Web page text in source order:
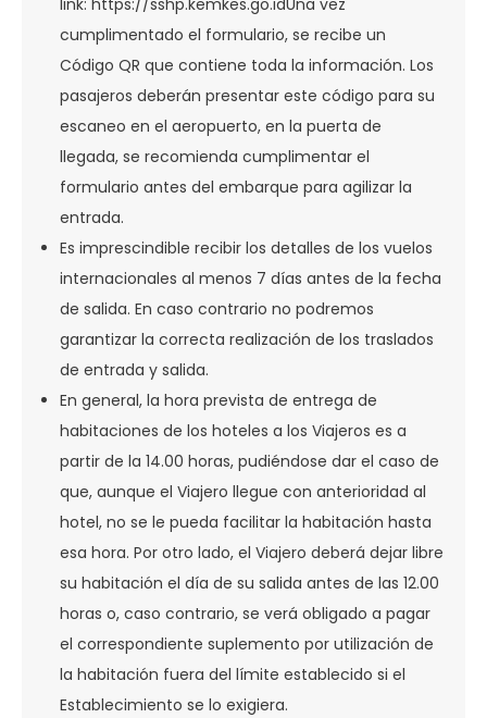
link: https://sshp.kemkes.go.idUna vez
cumplimentado el formulario, se recibe un
Código QR que contiene toda la información. Los
pasajeros deberán presentar este código para su
escaneo en el aeropuerto, en la puerta de
llegada, se recomienda cumplimentar el
formulario antes del embarque para agilizar la
entrada.
Es imprescindible recibir los detalles de los vuelos
internacionales al menos 7 días antes de la fecha
de salida. En caso contrario no podremos
garantizar la correcta realización de los traslados
de entrada y salida.
En general, la hora prevista de entrega de
habitaciones de los hoteles a los Viajeros es a
partir de la 14.00 horas, pudiéndose dar el caso de
que, aunque el Viajero llegue con anterioridad al
hotel, no se le pueda facilitar la habitación hasta
esa hora. Por otro lado, el Viajero deberá dejar libre
su habitación el día de su salida antes de las 12.00
horas o, caso contrario, se verá obligado a pagar
el correspondiente suplemento por utilización de
la habitación fuera del límite establecido si el
Establecimiento se lo exigiera.